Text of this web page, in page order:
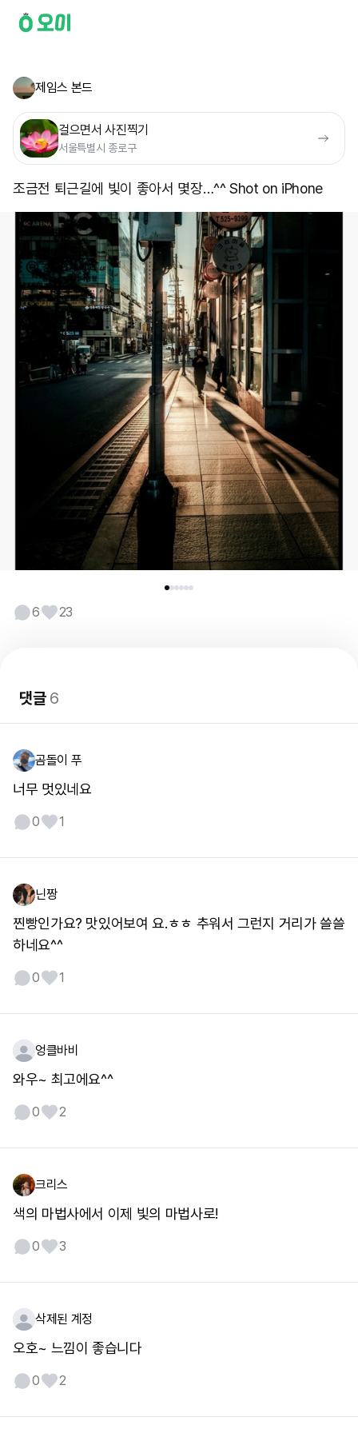
제임스 본드
걸으면서 사진찍기
서울특별시 종로구
조금전 퇴근길에 빛이 좋아서 몇장…^^ Shot on iPhone
6 23
댓글6
곰돌이 푸
너무 멋있네요
0 1
닌짱
찐빵인가요? 맛있어보여 요.ㅎㅎ 추워서 그런지 거리가 쓸쓸
하네요^^
0 1
엉클바비
와우~ 최고에요^^
0 2
크리스
색의 마법사에서 이제 빛의 마법사로!
0 3
삭제된 계정
오호~ 느낌이 좋습니다
0 2